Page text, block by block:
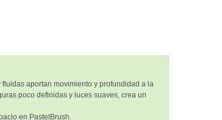
aportan movimiento y profundidad a la
poco definidas y luces suaves, crea un
en PastelBrush.